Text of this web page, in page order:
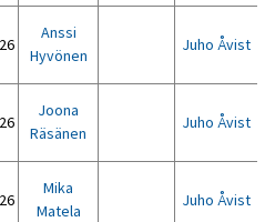
Anssi
Hyvönen
Juho Åvist
Joona
Räsänen
Juho Åvist
Mika
Matela
Juho Åvist